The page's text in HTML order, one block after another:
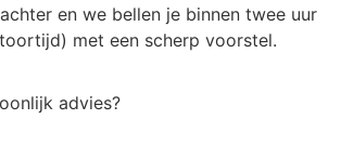
en we bellen je binnen twee uur
met een scherp voorstel.
advies?